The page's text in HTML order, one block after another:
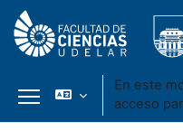
Panel lateral
En este
acceso